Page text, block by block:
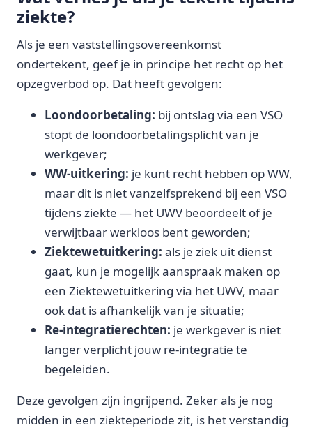
ziekte?
Als je een vaststellingsovereenkomst
ondertekent, geef je in principe het recht op het
opzegverbod op. Dat heeft gevolgen:
Loondoorbetaling: bij ontslag via een VSO
stopt de loondoorbetalingsplicht van je
werkgever;
WW-uitkering: je kunt recht hebben op WW,
maar dit is niet vanzelfsprekend bij een VSO
tijdens ziekte — het UWV beoordeelt of je
verwijtbaar werkloos bent geworden;
Ziektewetuitkering: als je ziek uit dienst
gaat, kun je mogelijk aanspraak maken op
een Ziektewetuitkering via het UWV, maar
ook dat is afhankelijk van je situatie;
Re-integratierechten: je werkgever is niet
langer verplicht jouw re-integratie te
begeleiden.
Deze gevolgen zijn ingrijpend. Zeker als je nog
midden in een ziekteperiode zit, is het verstandig